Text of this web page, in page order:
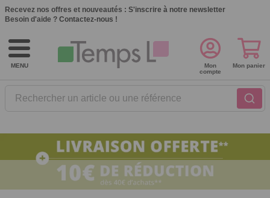
Recevez nos offres et nouveautés : S'inscrire à notre newsletter
Besoin d'aide ? Contactez-nous !
MENU
Rechercher un article ou une référence
Mon
compte
Mon panier
10€ de réduction dès 40€ d'achat. Offre
valable du 03/08/2026 au 12/08/2026.